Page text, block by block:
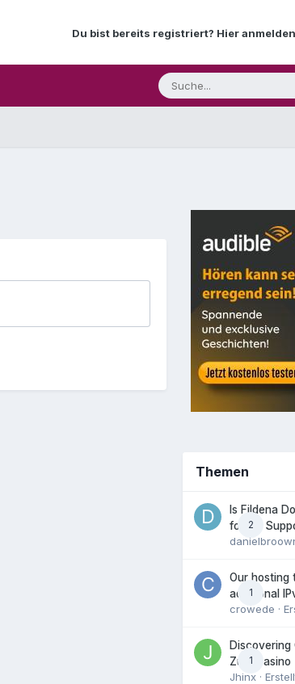
Du bist bereits registriert? Hier anmelden
Themen
2
Is Fildena
for ED
1
Our hosting
additional
crowede ·
1
Zula Casino
Jhinx ·